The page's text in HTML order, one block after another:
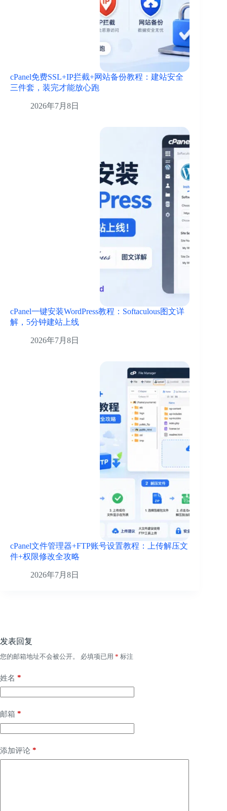
cPanel免费SSL+IP拦截+网站备份教程：建站安全
三件套，装完才能放心跑
2026年7月8日
cPanel一键安装WordPress教程：Softaculous图文详
解，5分钟建站上线
2026年7月8日
cPanel文件管理器+FTP账号设置教程：上传解压文
件+权限修改全攻略
2026年7月8日
发表回复
您的邮箱地址不会被公开。 必填项已用 * 标注
姓名 *
邮箱 *
添加评论 *